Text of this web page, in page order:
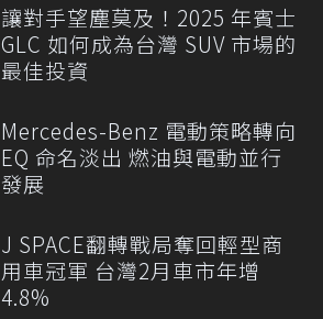
讓對手望塵莫及！2025 年賓士
GLC 如何成為台灣 SUV 市場的
最佳投資
Mercedes-Benz 電動策略轉向
EQ 命名淡出 燃油與電動並行
發展
J SPACE翻轉戰局奪回輕型商
用車冠軍 台灣2月車市年增
4.8%